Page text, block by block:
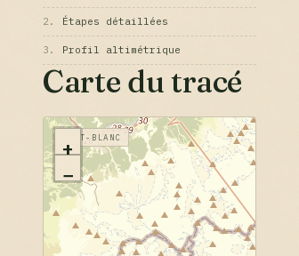
2. Étapes détaillées
3. Profil altimétrique
Carte du tracé
+
−
MONT-BLANC